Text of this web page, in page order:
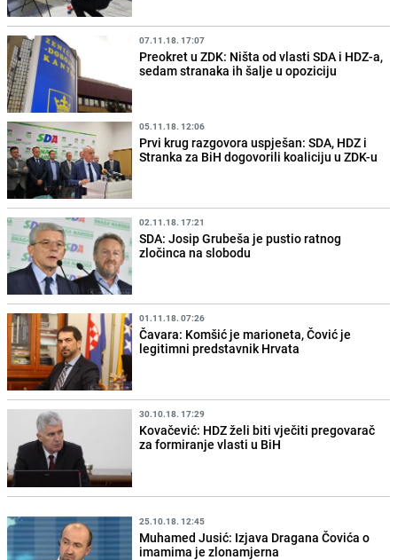
07.11.18. 17:07
Preokret u ZDK: Ništa od vlasti SDA i HDZ-a,
sedam stranaka ih šalje u opoziciju
05.11.18. 12:06
Prvi krug razgovora uspješan: SDA, HDZ i
Stranka za BiH dogovorili koaliciju u ZDK-u
02.11.18. 17:21
SDA: Josip Grubeša je pustio ratnog
zločinca na slobodu
01.11.18. 07:26
Čavara: Komšić je marioneta, Čović je
legitimni predstavnik Hrvata
30.10.18. 17:29
Kovačević: HDZ želi biti vječiti pregovarač
za formiranje vlasti u BiH
25.10.18. 12:45
Muhamed Jusić: Izjava Dragana Čovića o
imamima je zlonamjerna